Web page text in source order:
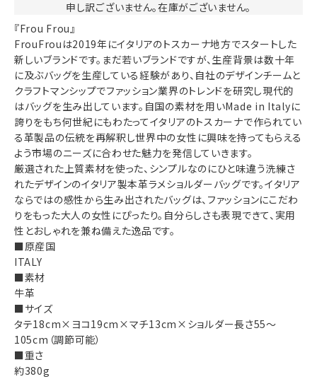
申し訳ございません。在庫がございません。
『Frou Frou』
FrouFrouは2019年にイタリアのトスカーナ地方でスタートした
新しいブランドです。まだ若いブランドですが、生産背景は数十年
に及ぶバッグを生産している経験があり、自社のデザインチームと
クラフトマンシップでファッション業界のトレンドを研究し現代的
はバッグを生み出しています。自国の素材を用いMade in Italyに
誇りをもち何世紀にもわたってイタリアのトスカーナで作られてい
る革製品の伝統を再解釈し世界中の女性に興味を持ってもらえる
よう市場のニーズに合わせた魅力を発信していきます。
厳選された上質素材を使った、シンプルなのにひと味違う洗練さ
れたデザインのイタリア製本革ラメショルダーバッグです。イタリア
ならではの感性から生み出されたバッグは、ファッションにこだわ
りをもった大人の女性にぴったり。自分らしさも表現できて、実用
性とおしゃれを兼ね備えた逸品です。
■原産国
ITALY
■素材
牛革
■サイズ
タテ18cm×ヨコ19cm×マチ13cm×ショルダー長さ55～
105cm（調節可能）
■重さ
約380g